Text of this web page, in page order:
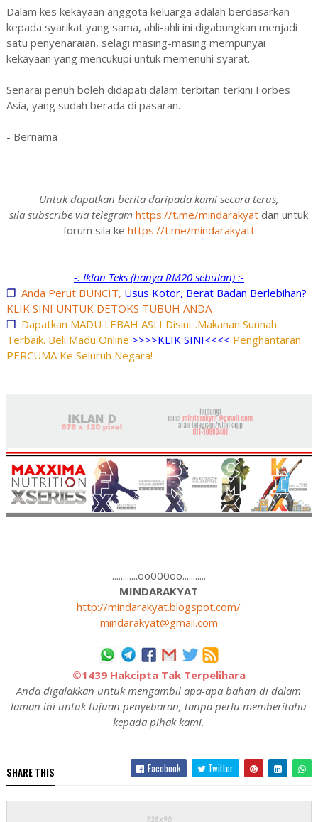
Dalam kes kekayaan anggota keluarga adalah berdasarkan
kepada syarikat yang sama, ahli-ahli ini digabungkan menjadi
satu penyenaraian, selagi masing-masing mempunyai
kekayaan yang mencukupi untuk memenuhi syarat.
Senarai penuh boleh didapati dalam terbitan terkini Forbes
Asia, yang sudah berada di pasaran.
- Bernama
Untuk dapatkan berita daripada kami secara terus,
sila subscribe via telegram https://t.me/mindarakyat dan untuk
forum sila ke https://t.me/mindarakyatt
-: Iklan Teks (hanya RM20 sebulan) :-
❐ Anda Perut BUNCIT, Usus Kotor, Berat Badan Berlebihan?
KLIK SINI UNTUK DETOKS TUBUH ANDA
❐ Dapatkan MADU LEBAH ASLI Disini...Makanan Sunnah
Terbaik. Beli Madu Online >>>>KLIK SINI<<<< Penghantaran
PERCUMA Ke Seluruh Negara!
............oo000oo...........
MINDARAKYAT
http://mindarakyat.blogspot.com/
mindarakyat@gmail.com
©1439 Hakcipta Tak Terpelihara
Anda digalakkan untuk mengambil apa-apa bahan di dalam
laman ini untuk tujuan penyebaran, tanpa perlu memberitahu
kepada pihak kami.
SHARE THIS Facebook Twitter